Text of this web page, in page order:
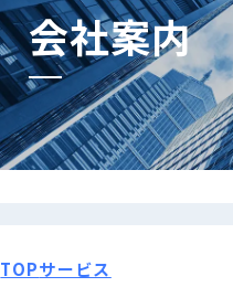
会社案内
TOPサービス